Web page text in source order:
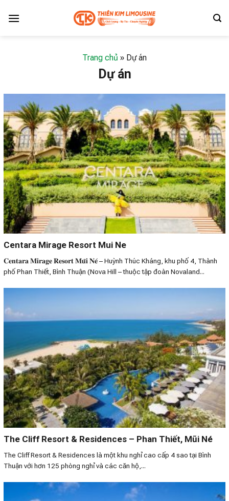
Trang chủ » Dự án
Dự án
Centara Mirage Resort Mui Ne
𝐂𝐞𝐧𝐭𝐚𝐫𝐚 𝐌𝐢𝐫𝐚𝐠𝐞 𝐑𝐞𝐬𝐨𝐫𝐭 𝐌𝐮̃𝐢 𝐍𝐞́ – Huỳnh Thúc Kháng, khu phố 4, Thành
phố Phan Thiết, Bình Thuận (Nova Hill – thuộc tập đoàn Novaland...
The Cliff Resort & Residences – Phan Thiết, Mũi Né
The Cliff Resort & Residences là một khu nghỉ cao cấp 4 sao tại Bình
Thuận với hơn 125 phòng nghỉ và các căn hộ,...